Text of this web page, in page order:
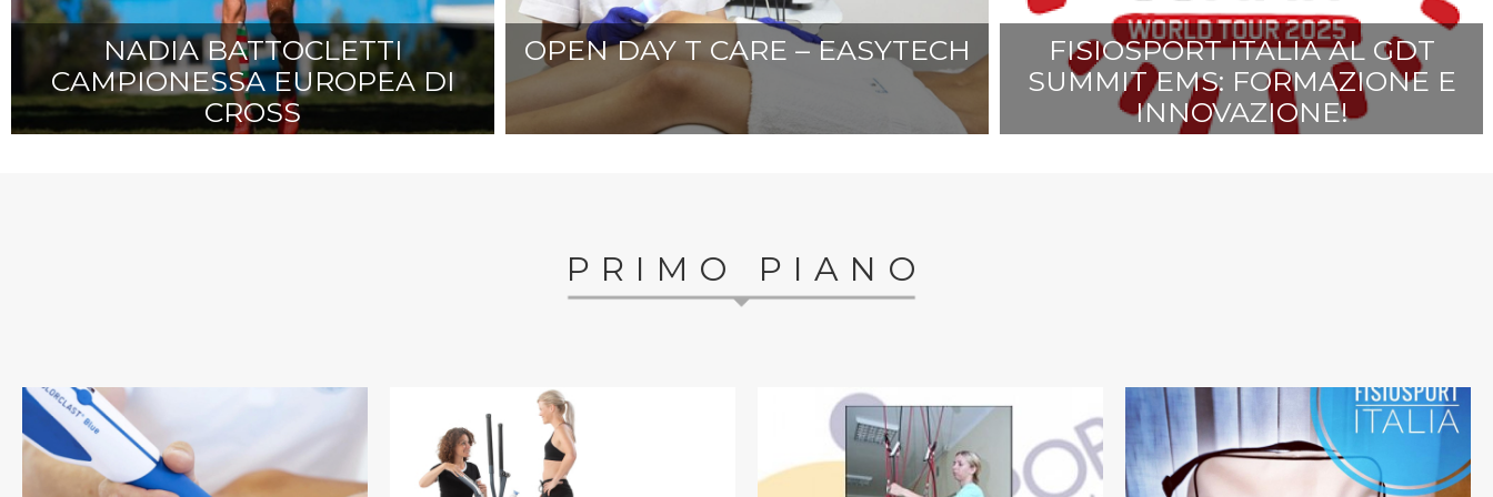
NADIA BATTOCLETTI
CAMPIONESSA EUROPEA DI
CROSS
OPEN DAY T CARE – EASYTECH
FISIOSPORT ITALIA AL GDT
SUMMIT EMS: FORMAZIONE E
INNOVAZIONE!
PRIMO PIANO